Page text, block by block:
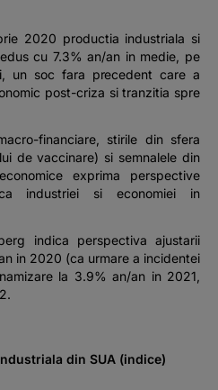
2020 productia industriala si
cu 7.3% an/an in medie, pe
un soc fara precedent care a
post-criza si tranzitia spre
financiare, stirile din sfera
de vaccinare) si semnalele din
exprima perspective
industriei si economiei in
indica perspectiva ajustarii
in 2020 (ca urmare a incidentei
la 3.9% an/an in 2021,
din SUA (indice)